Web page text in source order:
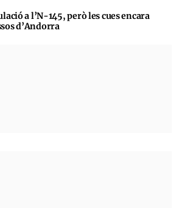
a l’N-145, però les cues encara
d’Andorra